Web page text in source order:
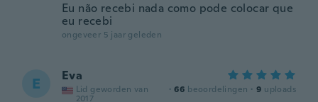
Eu não recebi nada como pode colocar que
eu recebi
ongeveer 5 jaar geleden
E Eva
Lid geworden van
2017
· 66 beoordelingen · 9 uploads